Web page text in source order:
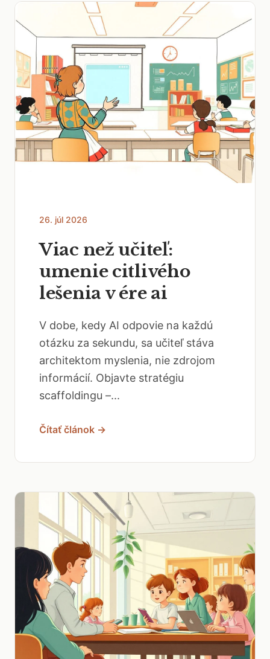
26. júl 2026
Viac než učiteľ:
umenie citlivého
lešenia v ére ai
V dobe, kedy AI odpovie na každú
otázku za sekundu, sa učiteľ stáva
architektom myslenia, nie zdrojom
informácií. Objavte stratégiu
scaffoldingu –...
Čítať článok →